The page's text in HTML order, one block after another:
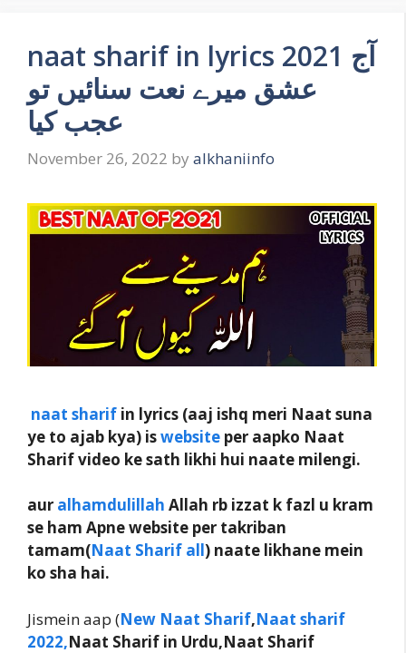
naat sharif in lyrics 2021 آج
عشق میرے نعت سنائیں تو
عجب کیا
November 26, 2022 by alkhaniinfo
naat sharif in lyrics (aaj ishq meri Naat suna
ye to ajab kya) iswebsite per aapko Naat
Sharif video ke sath likhi hui naate milengi.
aur alhamdulillah Allah rb izzat k fazl u kram
se ham Apne website per takriban
tamam(Naat Sharif all) naate likhane mein
ko sha hai.
Jismein aap (New Naat Sharif,Naat sharif
2022,Naat Sharif in Urdu,Naat Sharif